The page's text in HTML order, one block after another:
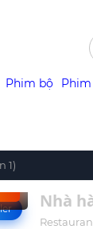
Phim bộ
1)
Nhà